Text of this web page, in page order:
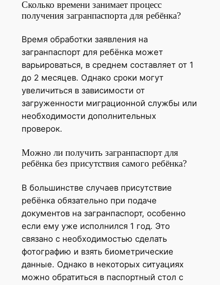
Сколько времени занимает процесс
получения загранпаспорта для ребёнка?
Время обработки заявления на
загранпаспорт для ребёнка может
варьироваться, в среднем составляет от 1
до 2 месяцев. Однако сроки могут
увеличиться в зависимости от
загруженности миграционной службы или
необходимости дополнительных
проверок.
Можно ли получить загранпаспорт для
ребёнка без присутствия самого ребёнка?
В большинстве случаев присутствие
ребёнка обязательно при подаче
документов на загранпаспорт, особенно
если ему уже исполнился 1 год. Это
связано с необходимостью сделать
фотографию и взять биометрические
данные. Однако в некоторых ситуациях
можно обратиться в паспортный стол с